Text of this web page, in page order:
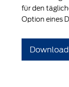
für den
Option eines